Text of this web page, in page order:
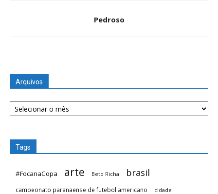
Pedroso
Arquivos
Arquivos
Tags
#FocanaCopa arte Beto Richa brasil
campeonato paranaense de futebol americano cidade